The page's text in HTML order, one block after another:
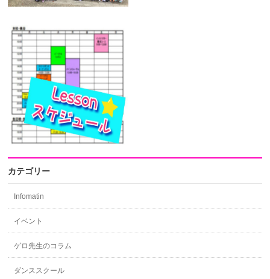
カテゴリー
Infomatin
イベント
ゲロ先生のコラム
ダンススクール